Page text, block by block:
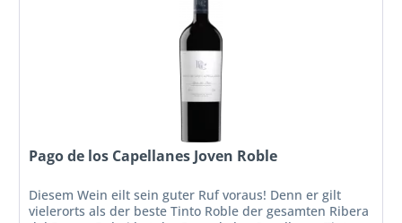
Pago de los Capellanes Joven Roble
Diesem Wein eilt sein guter Ruf voraus! Denn er gilt
vielerorts als der beste Tinto Roble der gesamten Ribera